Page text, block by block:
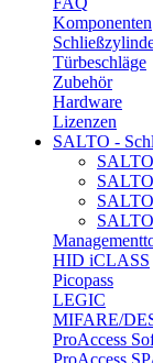
Komponenten
Türbeschläge
Zubehör
Hardware
Lizenzen
SALTO -
HID iCLASS
Picopass
LEGIC
MIFARE/
ProAccess
ProAccess